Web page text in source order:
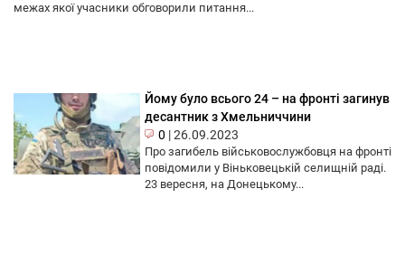
межах якої учасники обговорили питання...
Йому було всього 24 – на фронті загинув
десантник з Хмельниччини
0 |26.09.2023
Про загибель військовослужбовця на фронті
повідомили у Віньковецькій селищній раді.
23 вересня, на Донецькому...